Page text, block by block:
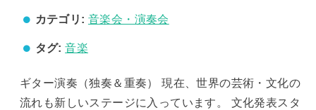
カテゴリ: 音楽会・演奏会
タグ: 音楽
ギター演奏（独奏＆重奏） 現在、世界の芸術・文化の
流れも新しいステージに入っています。 文化発表スタ